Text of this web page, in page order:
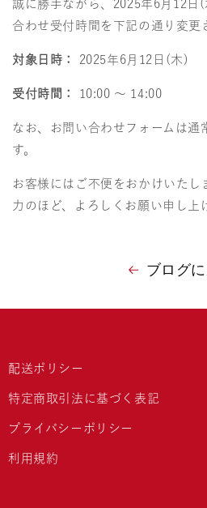
誠に勝手ながら、2025年6月12日
合わせ受付時間を下記の通り変更
対象日時： 2025年6月12日(木)
受付時間： 10:00 ～ 14:00
なお、お問い合わせフォームは通
す。
お客様にはご不便をおかけいたし
力のほど、よろしくお願い申し上
ブログ
配送ポリシー
特定商取引法に基づく表記
プライバシーポリシー
利用規約